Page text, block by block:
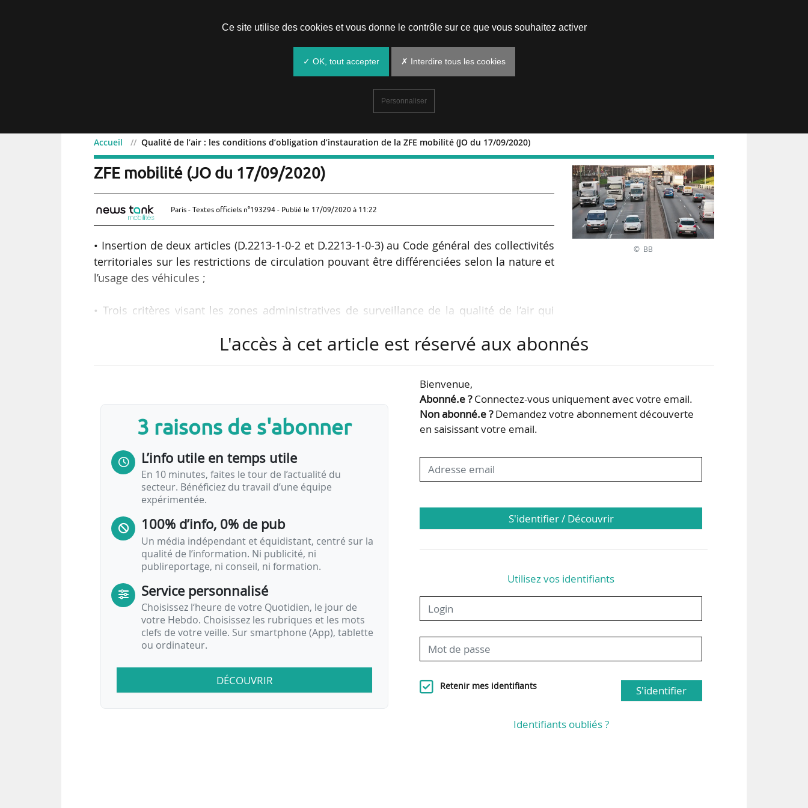
Accueil Qualité de l’air : les conditions d’obligation d’instauration de la ZFE mobilité (JO du 17/09/2020)
Qualité de l’air : les conditions d’obligation d’instauration de la
ZFE mobilité (JO du 17/09/2020)
Paris - Textes officiels n°193294 - Publié le 17/09/2020 à 11:22
• Insertion de deux articles (D.2213-1-0-2 et D.2213-1-0-3) au Code général des collectivités
territoriales sur les restrictions de circulation pouvant être différenciées selon la nature et
l’usage des véhicules ;
• Trois critères visant les zones administratives de surveillance de la qualité de l’air qui
lieu à obligation d’une zone à faibles émissions (ZFE) mobilité :
- exception pour les communes et EPCI où les valeurs sont respectées pour au moins 95 %
de la population de chaque commune concernée ;
• Deux…
© BB
L'accès à cet article est réservé aux abonnés
3 raisons de s'abonner
L’info utile en temps utile
En 10 minutes, faites le tour de l’actualité du
secteur. Bénéficiez du travail d’une équipe
expérimentée.
100% d’info, 0% de pub
Un média indépendant et équidistant, centré sur la
qualité de l’information. Ni publicité, ni
publireportage, ni conseil, ni formation.
Service personnalisé
Choisissez l‘heure de votre Quotidien, le jour de
votre Hebdo. Choisissez les rubriques et les mots
clefs de votre veille. Sur smartphone (App), tablette
ou ordinateur.
DÉCOUVRIR
Bienvenue,
Abonné.e ?Connectez-vous uniquement avec votre email.
Non abonné.e ?Demandez votre abonnement découverte
en saisissant votre email.
S'identifier / Découvrir
Utilisez vos identifiants
Retenir mes identifiants S'identifier
Identifiants oubliés ?
Ce site utilise des cookies et vous donne le contrôle sur ce que vous souhaitez activer
✓ OK, tout accepter ✗ Interdire tous les cookies
Personnaliser